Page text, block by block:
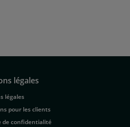
légales
légales
pour les clients
de confidentialité